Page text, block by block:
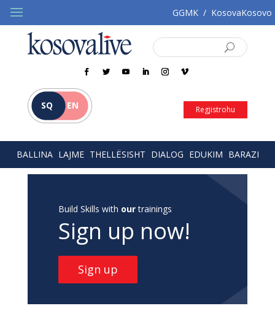
GGMK / KosovaKosovo
SQ EN Regjistrohu
BALLINA LAJME THELLËSISHT DIALOG EDUKIM BARAZI
Build Skills with ourtrainings
Sign up now!
Sign up